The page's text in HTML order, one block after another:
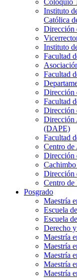
Coloquio
Instituto
Católica
Dirección
Instituto
Facultad
Facultad
Dirección
Facultad
Dirección
Dirección
(DAPE)
Facultad
Centro
Dirección
Dirección
Centro de
Posgrado
Maestría
Escuela
Escuela
Derecho
Maestría
Maestría
Maestría
Maestría
Maestría